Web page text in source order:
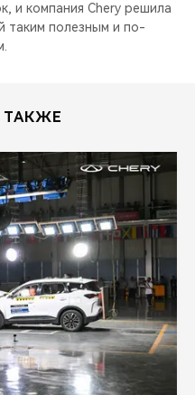
и компания Chery решила
таким полезным и по-
ТАКЖЕ